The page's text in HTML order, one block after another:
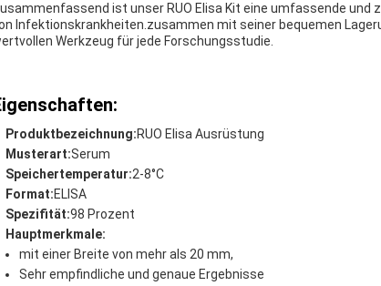
ist unser RUO Elisa Kit eine umfassende und
Infektionskrankheiten.zusammen mit seiner bequemen
Werkzeug für jede Forschungsstudie.
Produktbezeichnung:RUO Elisa Ausrüstung
Musterart:Serum
Speichertemperatur:2-8°C
Format:ELISA
Spezifität:98 Prozent
Hauptmerkmale:
mit einer Breite von mehr als 20 mm,
Sehr empfindliche und genaue Ergebnisse